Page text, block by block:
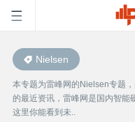
首
页
Nielsen
本专题为雷峰网的Nielsen专题
的最近资讯，雷峰网是国内智
这里你能看到未..